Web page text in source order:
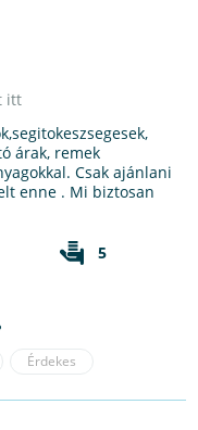
itt
árak, remek
Csak ajánlani
enne . Mi biztosan
5
Érdekes